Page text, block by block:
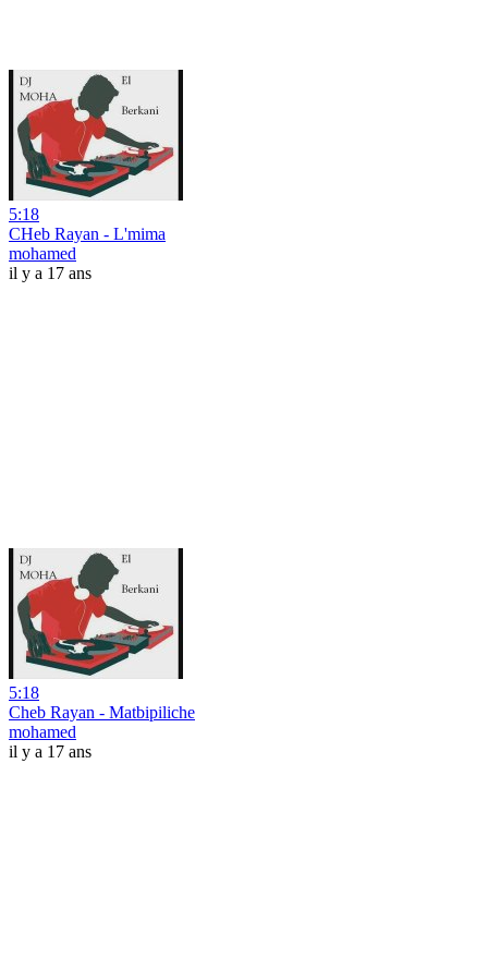
5:18
CHeb Rayan - L'mima
mohamed
il y a 17 ans
5:18
Cheb Rayan - Matbipiliche
mohamed
il y a 17 ans